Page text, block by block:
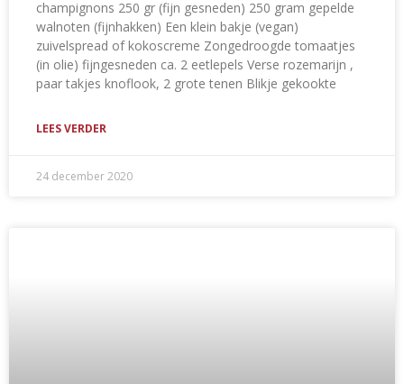
champignons 250 gr (fijn gesneden) 250 gram gepelde
walnoten (fijnhakken) Een klein bakje (vegan)
zuivelspread of kokoscreme Zongedroogde tomaatjes
(in olie) fijngesneden ca. 2 eetlepels Verse rozemarijn ,
paar takjes knoflook, 2 grote tenen Blikje gekookte
LEES VERDER
24 december 2020